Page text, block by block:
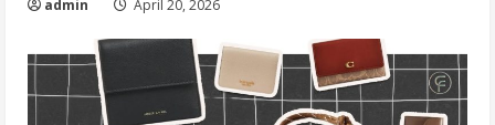
admin April 20, 2026